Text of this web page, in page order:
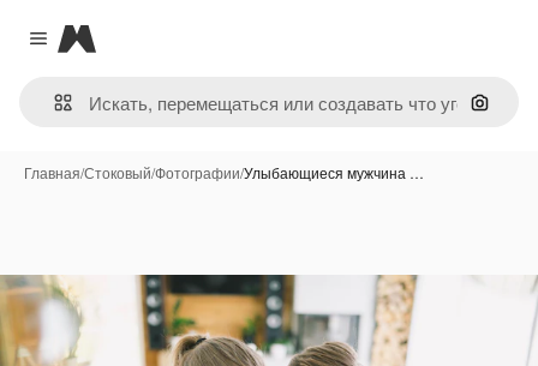
Close menu
Magnific
Поиск
Главная/Стоковый/Фотографии/Улыбающиеся мужчина …